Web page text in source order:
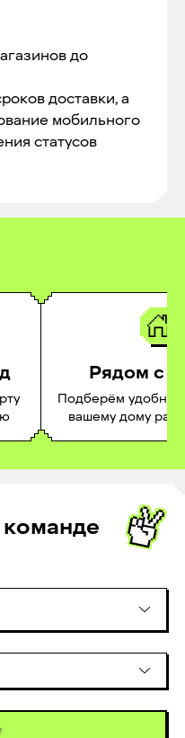
до
доставки, а
мобильного
статусов
Рядом с
Подберём удобное
вашему дому